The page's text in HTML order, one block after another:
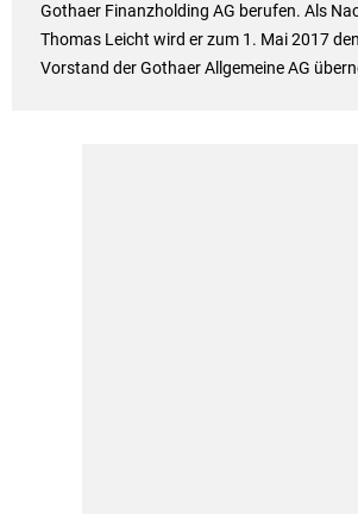
Gothaer Finanzholding AG berufen. Als
Thomas Leicht wird er zum 1. Mai 2017
Vorstand der Gothaer Allgemeine AG